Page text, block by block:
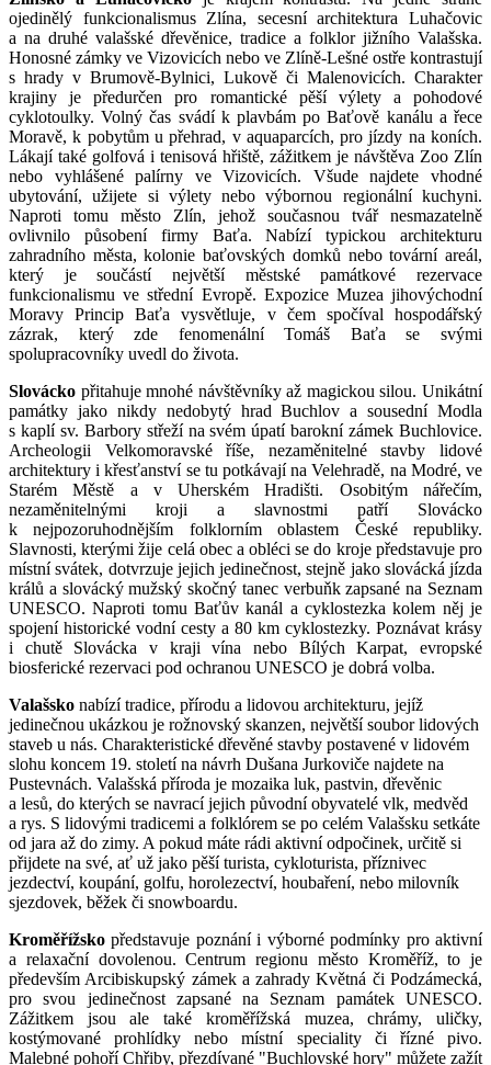
ojedinělý funkcionalismus Zlína, secesní architektura Luhačovic
a na druhé valašské dřevěnice, tradice a folklor jižního Valašska.
Honosné zámky ve Vizovicích nebo ve Zlíně-Lešné ostře kontrastují
s hrady v Brumově-Bylnici, Lukově či Malenovicích. Charakter
krajiny je předurčen pro romantické pěší výlety a pohodové
cyklotoulky. Volný čas svádí k plavbám po Baťově kanálu a řece
Moravě, k pobytům u přehrad, v aquaparcích, pro jízdy na koních.
Lákají také golfová i tenisová hřiště, zážitkem je návštěva Zoo Zlín
nebo vyhlášené palírny ve Vizovicích. Všude najdete vhodné
ubytování, užijete si výlety nebo výbornou regionální kuchyni.
Naproti tomu město Zlín, jehož současnou tvář nesmazatelně
ovlivnilo působení firmy Baťa. Nabízí typickou architekturu
zahradního města, kolonie baťovských domků nebo tovární areál,
který je součástí největší městské památkové rezervace
funkcionalismu ve střední Evropě. Expozice Muzea jihovýchodní
Moravy Princip Baťa vysvětluje, v čem spočíval hospodářský
zázrak, který zde fenomenální Tomáš Baťa se svými
spolupracovníky uvedl do života.
Slovácko přitahuje mnohé návštěvníky až magickou silou. Unikátní
památky jako nikdy nedobytý hrad Buchlov a sousední Modla
s kaplí sv. Barbory střeží na svém úpatí barokní zámek Buchlovice.
Archeologii Velkomoravské říše, nezaměnitelné stavby lidové
architektury i křesťanství se tu potkávají na Velehradě, na Modré, ve
Starém Městě a v Uherském Hradišti. Osobitým nářečím,
nezaměnitelnými kroji a slavnostmi patří Slovácko
k nejpozoruhodnějším folklorním oblastem České republiky.
Slavnosti, kterými žije celá obec a obléci se do kroje představuje pro
místní svátek, dotvrzuje jejich jedinečnost, stejně jako slovácká jízda
králů a slovácký mužský skočný tanec verbuňk zapsané na Seznam
UNESCO. Naproti tomu Baťův kanál a cyklostezka kolem něj je
spojení historické vodní cesty a 80 km cyklostezky. Poznávat krásy
i chutě Slovácka v kraji vína nebo Bílých Karpat, evropské
biosferické rezervaci pod ochranou UNESCO je dobrá volba.
Valašsko nabízí tradice, přírodu a lidovou architekturu, jejíž
jedinečnou ukázkou je rožnovský skanzen, největší soubor lidových
staveb u nás. Charakteristické dřevěné stavby postavené v lidovém
slohu koncem 19. století na návrh Dušana Jurkoviče najdete na
Pustevnách. Valašská příroda je mozaika luk, pastvin, dřevěnic
a lesů, do kterých se navrací jejich původní obyvatelé vlk, medvěd
a rys. S lidovými tradicemi a folklórem se po celém Valašsku setkáte
od jara až do zimy. A pokud máte rádi aktivní odpočinek, určitě si
přijdete na své, ať už jako pěší turista, cykloturista, příznivec
jezdectví, koupání, golfu, horolezectví, houbaření, nebo milovník
sjezdovek, běžek či snowboardu.
Kroměřížsko představuje poznání i výborné podmínky pro aktivní
a relaxační dovolenou. Centrum regionu město Kroměříž, to je
především Arcibiskupský zámek a zahrady Květná či Podzámecká,
pro svou jedinečnost zapsané na Seznam památek UNESCO.
Zážitkem jsou ale také kroměřížská muzea, chrámy, uličky,
kostýmované prohlídky nebo místní speciality či řízné pivo.
Malebné pohoří Chřiby, přezdívané "Buchlovské hory" můžete zažít